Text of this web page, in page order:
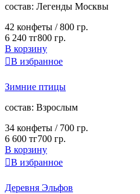
cостав: Легенды Москвы
42 конфеты /800 гр.
6 240 тг800 гр.
В корзину
В избранное
Зимние птицы
cостав: Взрослым
34 конфеты / 700 гр.
6 600 тг700 гр.
В корзину
В избранное
Деревня Эльфов